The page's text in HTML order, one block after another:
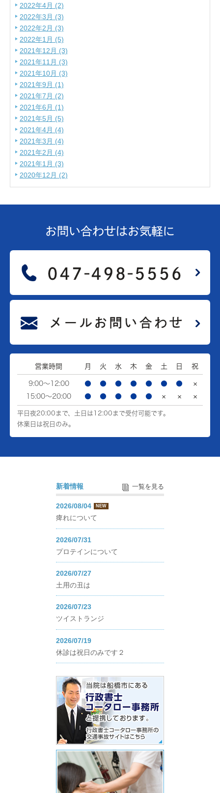
2022年4月 (2)
2022年3月 (3)
2022年2月 (3)
2022年1月 (5)
2021年12月 (3)
2021年11月 (3)
2021年10月 (3)
2021年9月 (1)
2021年7月 (2)
2021年6月 (1)
2021年5月 (5)
2021年4月 (4)
2021年3月 (4)
2021年2月 (4)
2021年1月 (3)
2020年12月 (2)
お問い合わせはお気軽に
営業時間 月 火 水 木 金 土 日 祝
9:00～12:00 ● ● ● ● ● ● ●
×
15:00～20:00
● ● ● ● ● × × ×
平日夜20:00まで、土日は12:00まで受付可能です。
休業日は祝日のみ。
新着情報 一覧を見る
2026/08/04 NEW
痺れについて
2026/07/31
プロテインについて
2026/07/27
土用の丑は
2026/07/23
ツイストランジ
2026/07/19
休診は祝日のみです２